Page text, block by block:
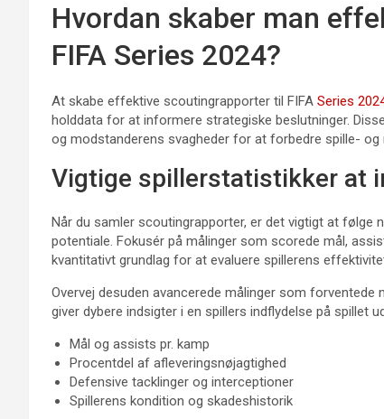
Hvordan skaber man
FIFA Series 2024?
At skabe effektive scoutingrapporter til FIFA Series
holddata for at informere strategiske beslutninger.
og modstanderens svagheder for at forbedre spille- og
Vigtige spillerstatistikker at
Når du samler scoutingrapporter, er det vigtigt at
potentiale. Fokusér på målinger som scorede mål,
kvantitativt grundlag for at evaluere spillerens
Overvej desuden avancerede målinger som
giver dybere indsigter i en spillers indflydelse på spillet
Mål og assists pr. kamp
Procentdel af afleveringsnøjagtighed
Defensive tacklinger og interceptioner
Spillerens kondition og skadeshistorik